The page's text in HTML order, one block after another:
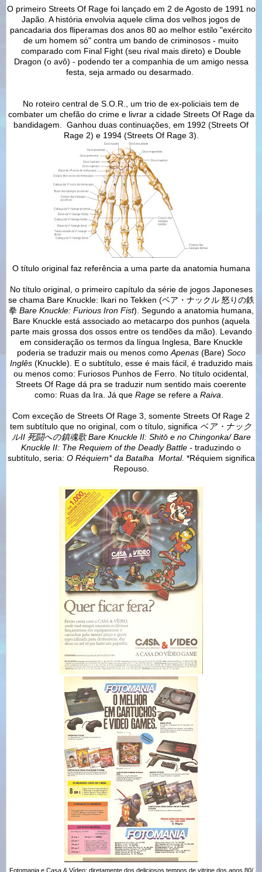
O primeiro Streets Of Rage foi lançado em 2 de Agosto de 1991 no
Japão. A história envolvia aquele clima dos velhos jogos de
pancadaria dos fliperamas dos anos 80 ao melhor estilo "exército
de um homem só" contra um bando de criminosos - muito
comparado com Final Fight (seu rival mais direto) e Double
Dragon (o avô) - podendo ter a companhia de um amigo nessa
festa, seja armado ou desarmado.
No roteiro central de S.O.R., um trio de ex-policiais tem de
combater um chefão do crime e livrar a cidade Streets Of Rage da
bandidagem. Ganhou duas continuações, em 1992 (Streets Of
Rage 2) e 1994 (Streets Of Rage 3).
O título original faz referência a uma parte da anatomia humana
No título original, o primeiro capítulo da série de jogos Japoneses
se chama Bare Knuckle: Ikari no Tekken (ベア・ナックル 怒りの鉄
拳 Bare Knuckle: Furious Iron Fist). Segundo a anatomia humana,
Bare Knuckle está associado ao metacarpo dos punhos (aquela
parte mais grossa dos ossos entre os tendões da mão). Levando
em consideração os termos da língua Inglesa, Bare Knuckle
poderia se traduzir mais ou menos como Apenas(Bare) Soco
Inglês(Knuckle). E o subtítulo, esse é mais fácil, é traduzido mais
ou menos como: Furiosos Punhos de Ferro. No título ocidental,
Streets Of Rage dá pra se traduzir num sentido mais coerente
como: Ruas da Ira. Já que Ragese refere a Raiva
Com exceção de Streets Of Rage 3, somente Streets Of Rage 2
tem subtítulo que no original, com o título, significa ベア・ナック
ルII 死闘への鎮魂歌 Bare Knuckle II: Shitō e no Chingonka/Bare
Knuckle II: The Requiem of the Deadly Battle - traduzindo o
subtítulo, seria: O Réquiem* da Batalha Mortal. *Réquiem significa
Repouso.
Fotomania e Casa & Vídeo: diretamente dos deliciosos tempos de vitrine dos anos 80/